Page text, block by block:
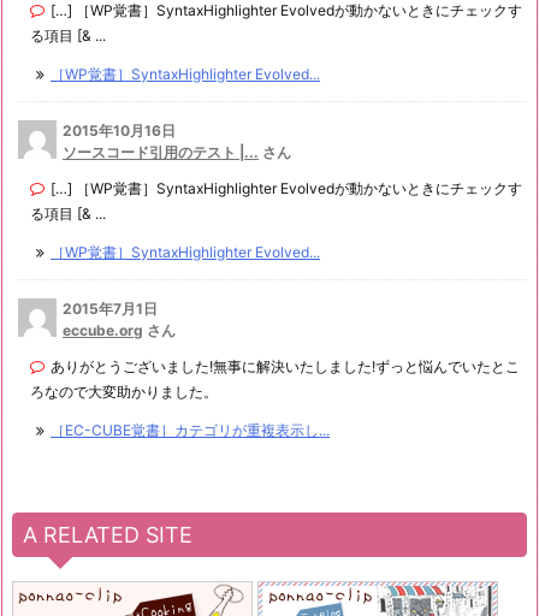
[…] ［WP覚書］SyntaxHighlighter Evolvedが動かないときにチェックす
る項目 [& ...
［WP覚書］SyntaxHighlighter Evolved...
2015年10月16日
ソースコード引用のテスト |... さん
[…] ［WP覚書］SyntaxHighlighter Evolvedが動かないときにチェックす
る項目 [& ...
［WP覚書］SyntaxHighlighter Evolved...
2015年7月1日
eccube.org さん
ありがとうございました!無事に解決いたしました!ずっと悩んでいたとこ
ろなので大変助かりました。
［EC-CUBE覚書］カテゴリが重複表示し...
A RELATED SITE